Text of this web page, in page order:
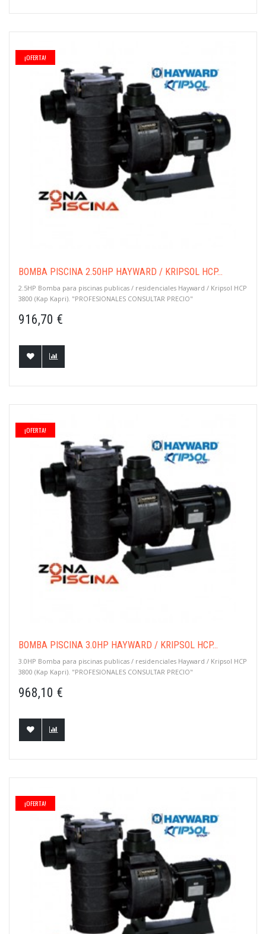
¡OFERTA!
BOMBA PISCINA 2.50HP HAYWARD / KRIPSOL HCP...
2.5HP Bomba para piscinas publicas / residenciales Hayward / Kripsol HCP
3800 (Kap Kapri). "PROFESIONALES CONSULTAR PRECIO"
916,70 €
¡OFERTA!
BOMBA PISCINA 3.0HP HAYWARD / KRIPSOL HCP...
3.0HP Bomba para piscinas publicas / residenciales Hayward / Kripsol HCP
3800 (Kap Kapri). "PROFESIONALES CONSULTAR PRECIO"
968,10 €
¡OFERTA!